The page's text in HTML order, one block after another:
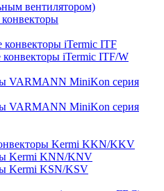
вентилятором)
iTermic ITF
iTermic ITF/W
VARMANN MiniKon серия
VARMANN MiniKon серия
Kermi KKN/KKV
Kermi KNN/KNV
Kermi KSN/KSV